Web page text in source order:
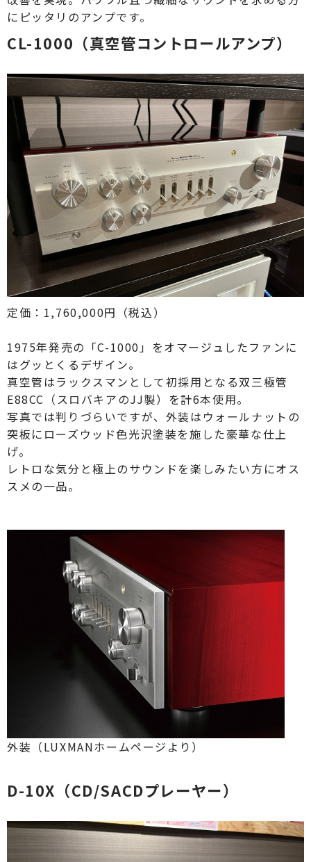
にピッタリのアンプです。
CL-1000（真空管コントロールアンプ）
定価：1,760,000円（税込）
1975年発売の「C-1000」をオマージュしたファンに
はグッとくるデザイン。
真空管はラックスマンとして初採用となる双三極管
E88CC（スロバキアのJJ製）を計6本使用。
写真では判りづらいですが、外装はウォールナットの
突板にローズウッド色光沢塗装を施した豪華な仕上
げ。
レトロな気分と極上のサウンドを楽しみたい方にオス
スメの一品。
外装（LUXMANホームページより）
D-10X（CD/SACDプレーヤー）